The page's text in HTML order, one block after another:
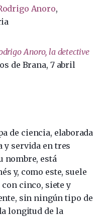
Anoro,
Anoro, la detective
de Brana, 7 abril
de ciencia, elaborada
y servida en tres
nombre, está
y, como este, suele
cinco, siete y
sin ningún tipo de
longitud de la